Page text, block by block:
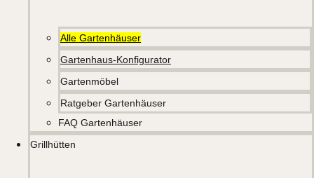
Alle Gartenhäuser
Gartenhaus-Konfigurator
Gartenmöbel
Ratgeber Gartenhäuser
FAQ Gartenhäuser
Grillhütten